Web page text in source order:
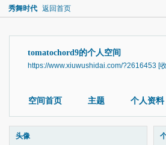
秀舞时代 返回首页
tomatochord9的个人空间
https://www.xiuwushidai.com/?2616453 [
空间首页 主题 个人资料
头像